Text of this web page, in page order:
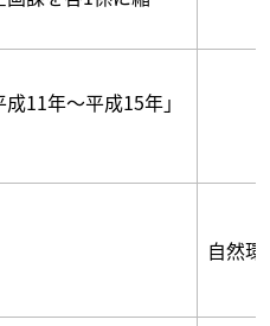
11年～平成15年」
自然